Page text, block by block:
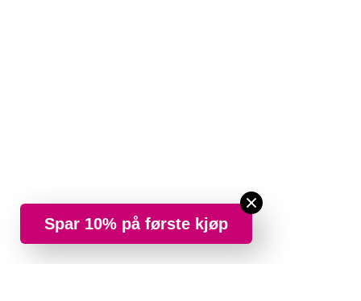
Spar 10% på første kjøp